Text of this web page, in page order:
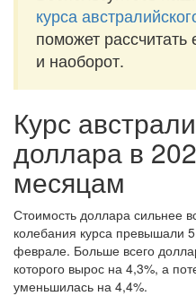
курса
поможет рассчитать
и наоборот.
Курс
доллара в
месяцам
Стоимость доллара сильнее
колебания курса превышали
феврале. Больше всего
которого вырос на 4,3%, а
уменьшилась на 4,4%.